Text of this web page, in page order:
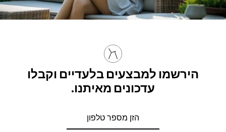
הירשמו למבצעים בלעדיים וקבלו
עדכונים מאיתנו.